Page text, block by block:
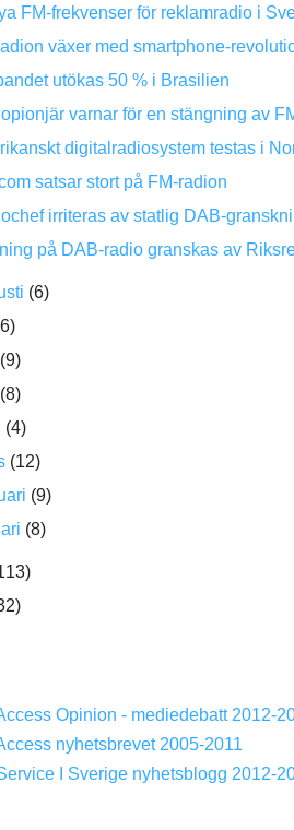
FM-frekvenser för reklamradio i
växer med smartphone-
utökas 50 % i Brasilien
varnar för en stängning av
digitalradiosystem testas i
satsar stort på FM-radion
irriteras av statlig DAB-
på DAB-radio granskas av
(6)
(9)
(8)
(4)
(12)
(9)
(8)
Opinion - mediedebatt 2012-
nyhetsbrevet 2005-2011
I Sverige nyhetsblogg 2012-